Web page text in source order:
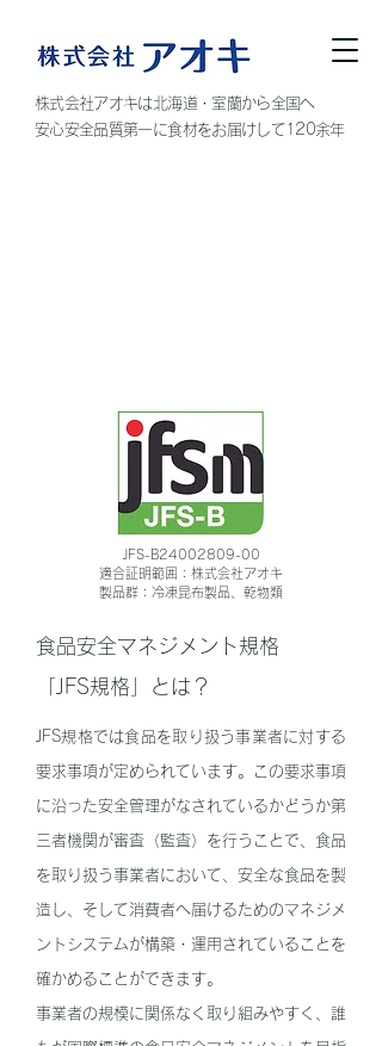
株式会社アオキは北海道・室蘭から全国へ
安心安全品質第一に食材をお届けして120余年
JFS-B24002809-00
適合証明範囲：株式会社アオキ
製品群：冷凍昆布製品、乾物類
食品安全マネジメント規格
「JFS規格」とは？
JFS規格では食品を取り扱う事業者に対する
要求事項が定められています。この要求事項
に沿った安全管理がなされているかどうか第
三者機関が審査（監査）を行うことで、食品
を取り扱う事業者において、安全な食品を製
造し、そして消費者へ届けるためのマネジメ
ントシステムが構築・運用されていることを
確かめることができます。
事業者の規模に関係なく取り組みやすく、誰